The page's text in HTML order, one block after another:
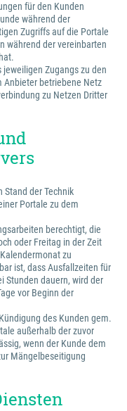
für den Kunden
während der
Zugriffs auf die Portale
während der vereinbarten
Zugangs zu den
Anbieter betriebene Netz
zu Netzen Dritter
Stand der Technik
Portale zu dem
berechtigt, die
oder Freitag in der Zeit
zu
ist, dass Ausfallzeiten für
Stunden dauern, wird der
vor Beginn der
des Kunden gem.
außerhalb der zuvor
wenn der Kunde dem
Mängelbeseitigung